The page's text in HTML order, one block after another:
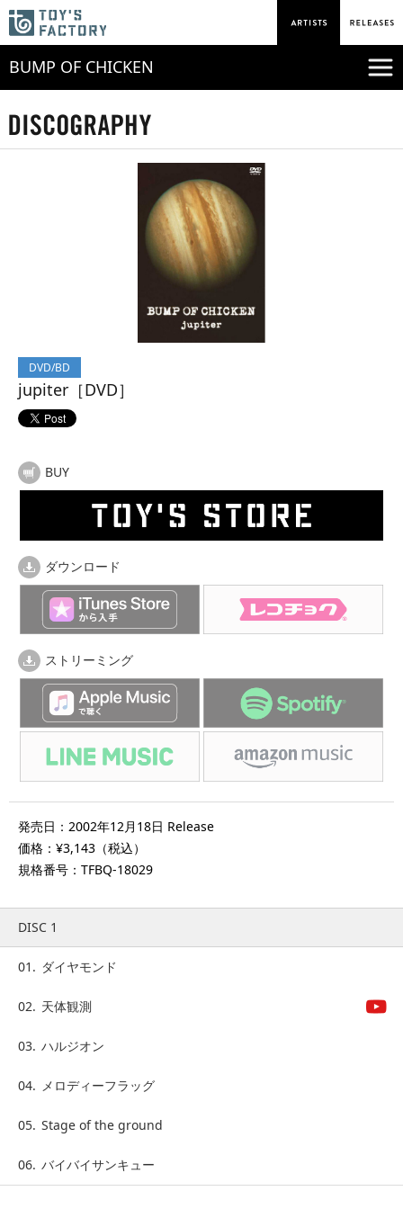
BUMP OF CHICKEN
DVD/BD
jupiter［DVD］
BUY
ダウンロード
ストリーミング
発売日：2002年12月18日 Release
価格：¥3,143（税込）
規格番号：TFBQ-18029
DISC 1
01. ダイヤモンド
02. 天体観測
03. ハルジオン
04. メロディーフラッグ
05. Stage of the ground
06. バイバイサンキュー